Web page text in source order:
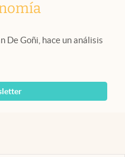
Goñi, hace un análisis